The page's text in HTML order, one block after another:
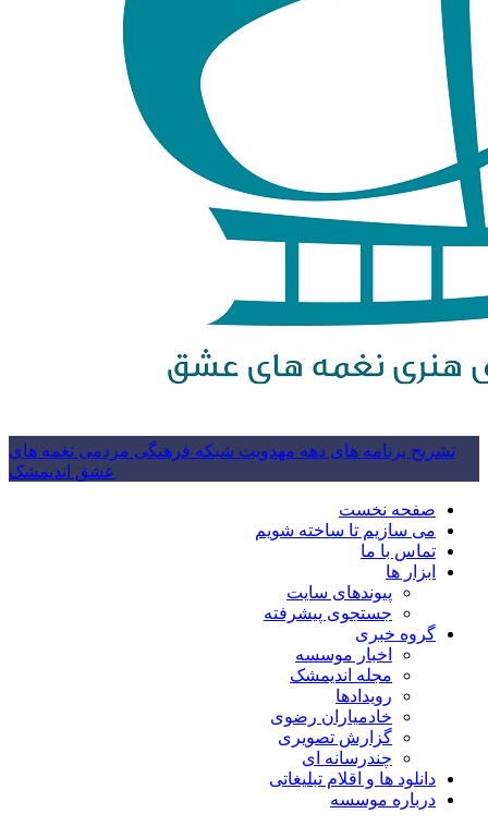
تشریح برنامه های دهه مهدویت شبکه فرهنگی مردمی نغمه های
عشق اندیمشک
صفحه نخست
می سازیم تا ساخته شویم
تماس با ما
ابزار ها
پیوندهای سایت
جستجوی پیشرفته
گروه خبری
اخبار موسسه
مجله اندیمشک
رویدادها
خادمیاران رضوی
گزارش تصویری
چندرسانه ای
دانلود ها و اقلام تبلیغاتی
درباره موسسه